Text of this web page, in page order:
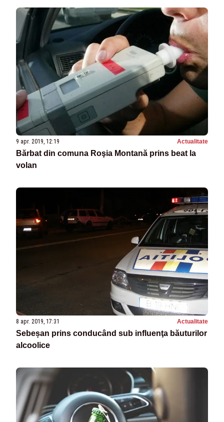
9 apr. 2019, 12:19 Actualitate
Bărbat din comuna Roşia Montană prins beat la
volan
8 apr. 2019, 17:31 Actualitate
Sebeșan prins conducând sub influenţa băuturilor
alcoolice